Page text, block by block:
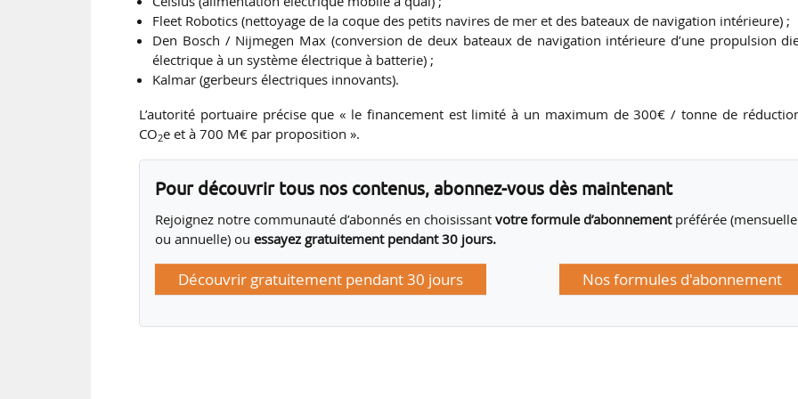
Fleet Robotics (nettoyage de la coque des petits navires de mer et des bateaux de navigation intérieure) ;
Den Bosch / Nijmegen Max (conversion de deux bateaux de navigation intérieure d’une propulsion
électrique à un système électrique à batterie) ;
Kalmar (gerbeurs électriques innovants).
L’autorité portuaire précise que « le financement est limité à un maximum de 300€ / tonne de
CO2e et à 700 M€ par proposition ».
Pour découvrir tous nos contenus, abonnez-vous dès maintenant
Rejoignez notre communauté d’abonnés en choisissantvotre formule d’abonnementpréférée (mensuelle
ou annuelle) ouessayez gratuitement pendant 30 jours.
Découvrir gratuitement pendant 30 jours Nos formules d'abonnement